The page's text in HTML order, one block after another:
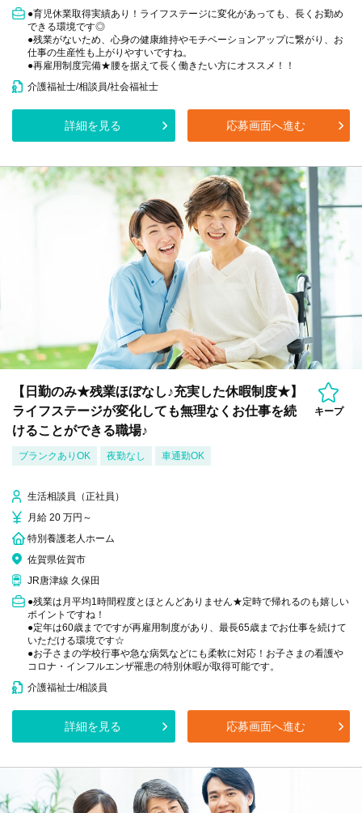
●育児休業取得実績あり！ライフステージに変化があっても、長くお勤め
できる環境です◎
●残業がないため、心身の健康維持やモチベーションアップに繋がり、お
仕事の生産性も上がりやすいですね。
●再雇用制度完備★腰を据えて長く働きたい方にオススメ！！
介護福祉士/相談員/社会福祉士
詳細を見る 応募画面へ進む
【日勤のみ★残業ほぼなし♪充実した休暇制度★】
ライフステージが変化しても無理なくお仕事を続
けることができる職場♪
キープ
ブランクありOK 夜勤なし 車通勤OK
生活相談員（正社員）
月給 20 万円～
特別養護老人ホーム
佐賀県佐賀市
JR唐津線 久保田
●残業は月平均1時間程度とほとんどありません★定時で帰れるのも嬉しい
ポイントですね！
●定年は60歳までですが再雇用制度があり、最長65歳までお仕事を続けて
いただける環境です☆
●お子さまの学校行事や急な病気などにも柔軟に対応！お子さまの看護や
コロナ・インフルエンザ罹患の特別休暇が取得可能です。
介護福祉士/相談員
詳細を見る 応募画面へ進む